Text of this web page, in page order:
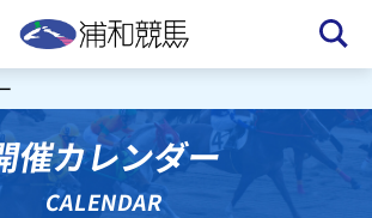
催カレンダー
CALENDAR